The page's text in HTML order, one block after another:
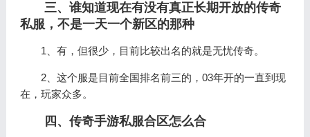
三、谁知道现在有没有真正长期开放的传奇
私服，不是一天一个新区的那种
1、有，但很少，目前比较出名的就是无忧传奇。
2、这个服是目前全国排名前三的，03年开的一直到现
在，玩家众多。
四、传奇手游私服合区怎么合